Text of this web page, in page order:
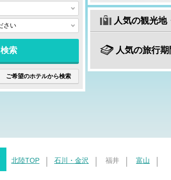
人気の観光地
人気の旅行
検索
ご希望のホテルから検索
北陸TOP 石川・金沢 福井 富山